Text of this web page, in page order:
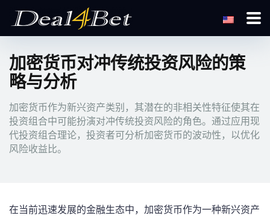
加密货币对冲传统投资风险的策
略与分析
加密货币作为新兴资产类别，其潜在的非相关性特征使其在
投资组合中可能扮演对冲传统投资风险的角色。通过应用现
代投资组合理论，投资者可分析加密货币的波动性，以优化
风险收益比。
在当前迅速发展的金融生态中，加密货币作为一种新兴资产